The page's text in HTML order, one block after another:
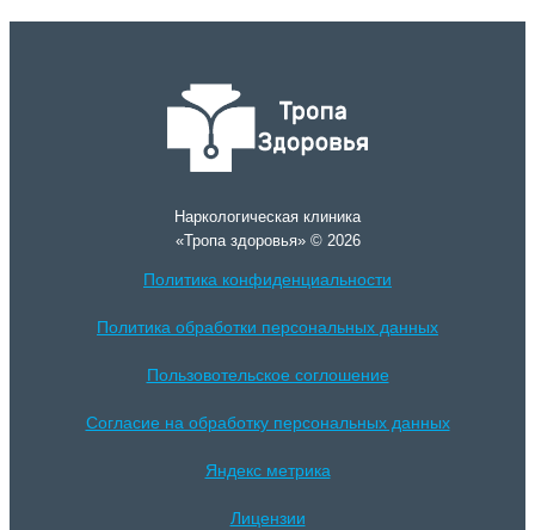
Наркологическая клиника
«Тропа здоровья» © 2026
Политика конфиденциальности
Политика обработки персональных данных
Пользовотельское соглошение
Согласие на обработку персональных данных
Яндекс метрика
Лицензии